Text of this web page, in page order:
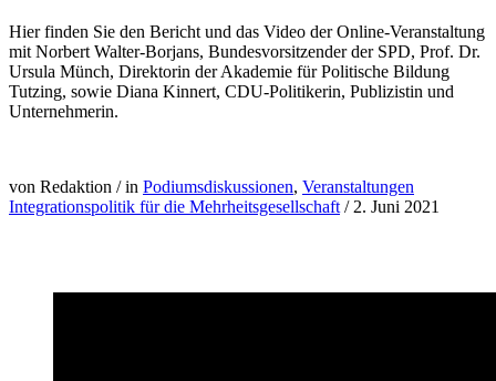
Hier finden Sie den Bericht und das Video der Online-Veranstaltung
mit Norbert Walter-Borjans, Bundesvorsitzender der SPD, Prof. Dr.
Ursula Münch, Direktorin der Akademie für Politische Bildung
Tutzing, sowie Diana Kinnert, CDU-Politikerin, Publizistin und
Unternehmerin.
von Redaktion /in Podiumsdiskussionen, Veranstaltungen
Integrationspolitik für die Mehrheitsgesellschaft / 2. Juni 2021